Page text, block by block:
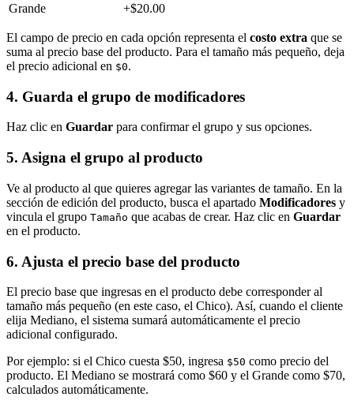
Grande
+$20.00
El campo de precio en cada opción representa el costo extra que se
suma al precio base del producto. Para el tamaño más pequeño, deja
el precio adicional en $0.
4. Guarda el grupo de modificadores
Haz clic en Guardar para confirmar el grupo y sus opciones.
5. Asigna el grupo al producto
Ve al producto al que quieres agregar las variantes de tamaño. En la
sección de edición del producto, busca el apartado Modificadores y
vincula el grupo Tamaño que acabas de crear. Haz clic en Guardar
en el producto.
6. Ajusta el precio base del producto
El precio base que ingresas en el producto debe corresponder al
tamaño más pequeño (en este caso, el Chico). Así, cuando el cliente
elija Mediano, el sistema sumará automáticamente el precio
adicional configurado.
Por ejemplo: si el Chico cuesta $50, ingresa $50 como precio del
producto. El Mediano se mostrará como $60 y el Grande como $70,
calculados automáticamente.